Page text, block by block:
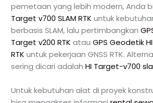
pemetaan yang lebih modern, Anda
Target v700 SLAM RTK untuk
berbasis SLAM, lalu pertimbangkan
Target v200 RTK atauGPS Geodetik
RTK untuk pekerjaan GNSS RTK.
sering dicari adalahHI Target-v700
Untuk kebutuhan alat di proyek